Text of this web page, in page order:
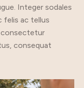
Integer sodales
felis ac tellus
consectetur
consequat